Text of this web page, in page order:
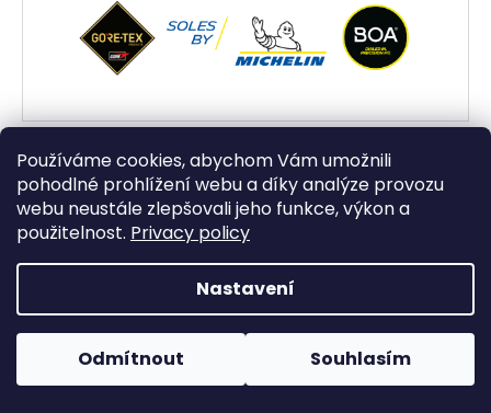
Používáme cookies, abychom Vám umožnili
pohodlné prohlížení webu a díky analýze provozu
webu neustále zlepšovali jeho funkce, výkon a
použitelnost. Privacy policy
Nastavení
Odmítnout Souhlasím
BOA®
MICHELIN®
GORE-TEX®
Kód:7770-O6-39